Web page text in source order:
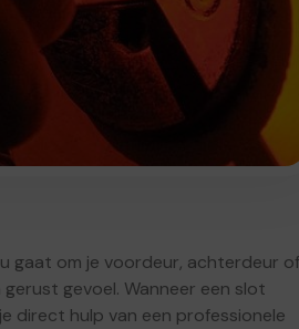
gaat om je voordeur, achterdeur of
gevoel. Wanneer een slot
direct hulp van een professionele